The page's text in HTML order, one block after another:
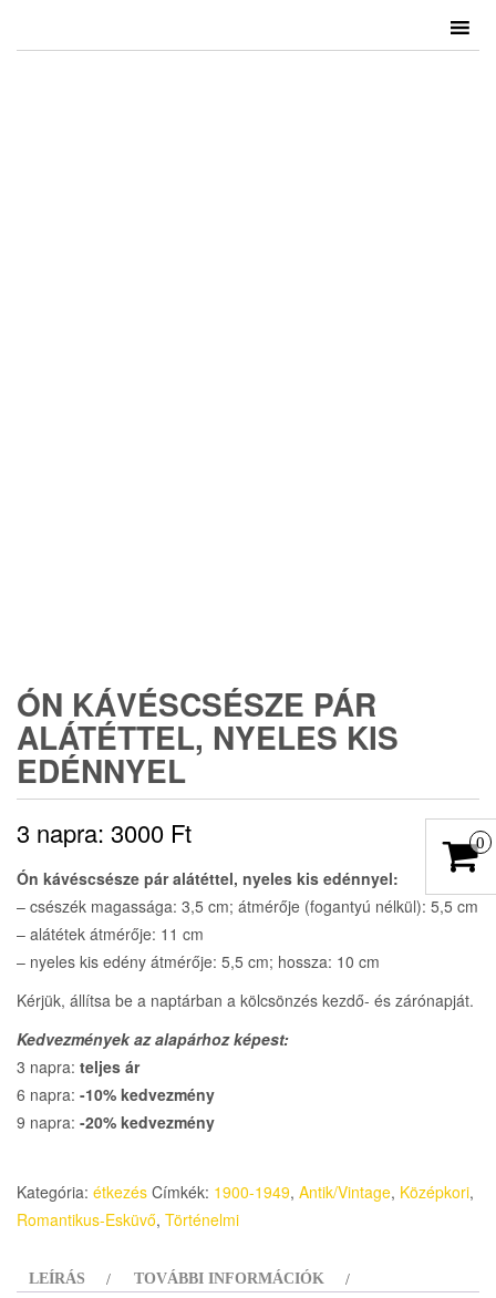
ÓN KÁVÉSCSÉSZE PÁR
ALÁTÉTTEL, NYELES KIS
EDÉNNYEL
3 napra: 3000 Ft
Ón kávéscsésze pár alátéttel, nyeles kis edénnyel:
– csészék magassága: 3,5 cm; átmérője (fogantyú nélkül): 5,5 cm
– alátétek átmérője: 11 cm
– nyeles kis edény átmérője: 5,5 cm; hossza: 10 cm
Kérjük, állítsa be a naptárban a kölcsönzés kezdő- és zárónapját.
Kedvezmények az alapárhoz képest:
3 napra: teljes ár
6 napra: -10% kedvezmény
9 napra: -20% kedvezmény
Kategória: étkezés Címkék: 1900-1949, Antik/Vintage, Középkori,
Romantikus-Esküvő, Történelmi
LEÍRÁS TOVÁBBI INFORMÁCIÓK
0